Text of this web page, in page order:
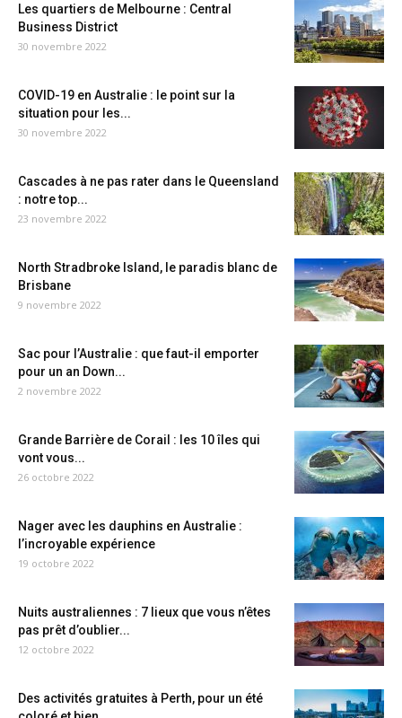
Les quartiers de Melbourne : Central
Business District
30 novembre 2022
COVID-19 en Australie : le point sur la
situation pour les...
30 novembre 2022
Cascades à ne pas rater dans le Queensland
: notre top...
23 novembre 2022
North Stradbroke Island, le paradis blanc de
Brisbane
9 novembre 2022
Sac pour l’Australie : que faut-il emporter
pour un an Down...
2 novembre 2022
Grande Barrière de Corail : les 10 îles qui
vont vous...
26 octobre 2022
Nager avec les dauphins en Australie :
l’incroyable expérience
19 octobre 2022
Nuits australiennes : 7 lieux que vous n’êtes
pas prêt d’oublier...
12 octobre 2022
Des activités gratuites à Perth, pour un été